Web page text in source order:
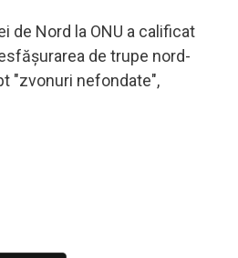
de Nord la ONU a calificat
de trupe nord-
"zvonuri nefondate",